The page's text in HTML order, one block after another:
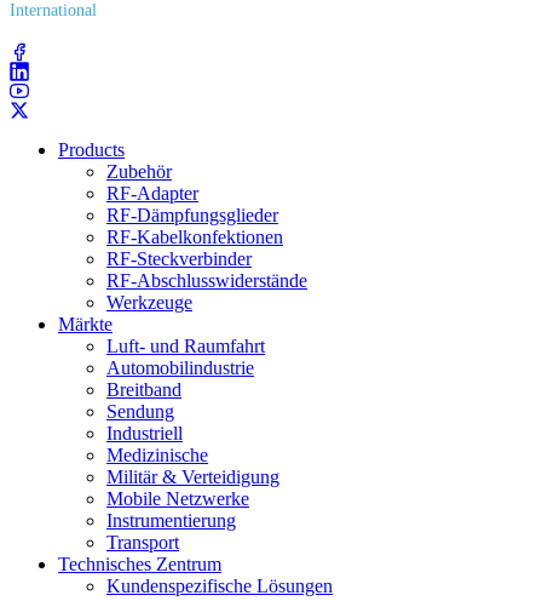
International
Products
Zubehör
RF-Adapter
RF-Dämpfungsglieder
RF-Kabelkonfektionen
RF-Steckverbinder
RF-Abschlusswiderstände
Werkzeuge
Märkte
Luft- und Raumfahrt
Automobilindustrie
Breitband
Sendung
Industriell
Medizinische
Militär & Verteidigung
Mobile Netzwerke
Instrumentierung
Transport
Technisches Zentrum
Kundenspezifische Lösungen